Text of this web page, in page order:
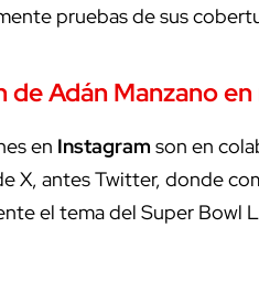
pruebas de sus
Adán Manzano
en Instagram son en
X, antes Twitter, donde
el tema del Super Bowl